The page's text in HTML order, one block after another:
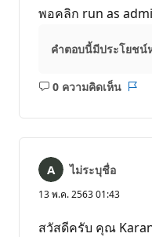
พอคลิก run as
คำตอบนี้มีประโยชน์
0 ความคิดเห็น
ไม่มี
ไม่ระบุชื่อ
13 พ.ค. 2563 01:43
สวัสดีครับ คุณ